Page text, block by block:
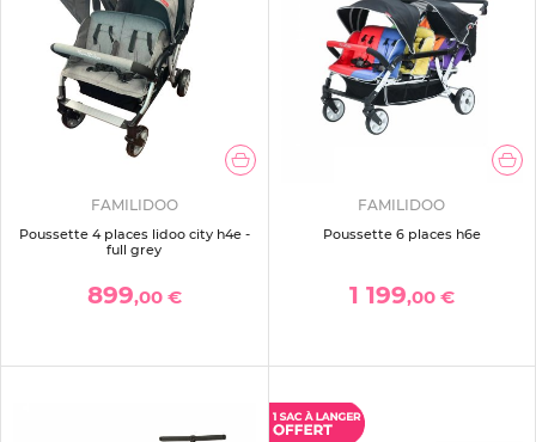
FAMILIDOO
Poussette 4 places lidoo city h4e -
full grey
899,00 €
FAMILIDOO
Poussette 6 places h6e
1 199,00 €